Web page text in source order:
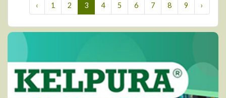
‹ 1 2 3 4 5 6 7 8 9 ›